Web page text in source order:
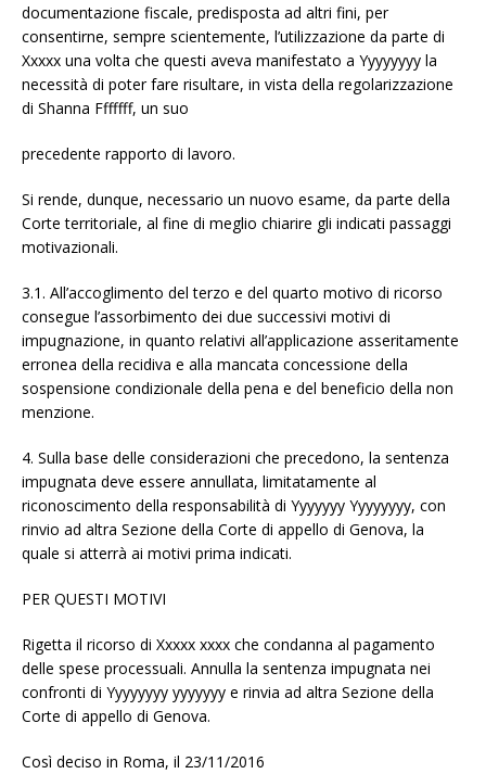
documentazione fiscale, predisposta ad altri fini, per
consentirne, sempre scientemente, l’utilizzazione da parte di
Xxxxx una volta che questi aveva manifestato a Yyyyyyyy la
necessità di poter fare risultare, in vista della regolarizzazione
di Shanna Fffffff, un suo
precedente rapporto di lavoro.
Si rende, dunque, necessario un nuovo esame, da parte della
Corte territoriale, al fine di meglio chiarire gli indicati passaggi
motivazionali.
3.1. All’accoglimento del terzo e del quarto motivo di ricorso
consegue l’assorbimento dei due successivi motivi di
impugnazione, in quanto relativi all’applicazione asseritamente
erronea della recidiva e alla mancata concessione della
sospensione condizionale della pena e del beneficio della non
menzione.
4. Sulla base delle considerazioni che precedono, la sentenza
impugnata deve essere annullata, limitatamente al
riconoscimento della responsabilità di Yyyyyyy Yyyyyyyy, con
rinvio ad altra Sezione della Corte di appello di Genova, la
quale si atterrà ai motivi prima indicati.
PER QUESTI MOTIVI
Rigetta il ricorso di Xxxxx xxxx che condanna al pagamento
delle spese processuali. Annulla la sentenza impugnata nei
confronti di Yyyyyyyy yyyyyyy e rinvia ad altra Sezione della
Corte di appello di Genova.
Così deciso in Roma, il 23/11/2016